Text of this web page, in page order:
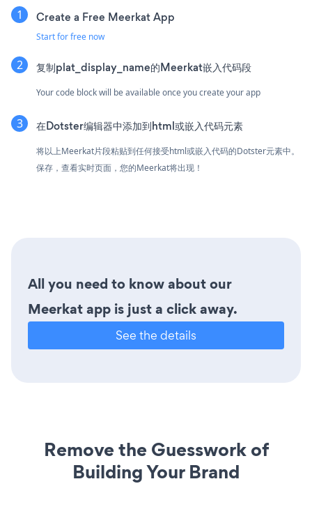
Create a Free Meerkat App
Start for free now
复制plat_display_name的Meerkat嵌入代码段
Your code block will be available once you create your app
在Dotster编辑器中添加到html或嵌入代码元素
将以上Meerkat片段粘贴到任何接受html或嵌入代码的Dotster元素中。
保存，查看实时页面，您的Meerkat将出现！
All you need to know about our
Meerkat app is just a click away.
See the details
Remove the Guesswork of
Building Your Brand